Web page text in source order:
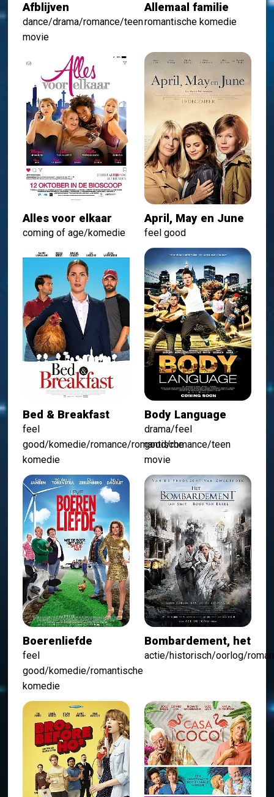
Afblijven
dance/drama/romance/teen
movie
Allemaal familie
romantische komedie
Alles voor elkaar
coming of age/komedie
April, May en June
feel good
Bed & Breakfast
feel
good/komedie/romance/romantische
komedie
Body Language
drama/feel
good/romance/teen
movie
Boerenliefde
feel
good/komedie/romantische
komedie
Bombardement, het
actie/historisch/oorlog/